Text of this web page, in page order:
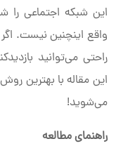
این شبکه اجتماعی را
واقع اینچنین نیست. اگر
راحتی می‌توانید
این مقاله با بهترین
می‌شوید!
راهنمای مطالعه